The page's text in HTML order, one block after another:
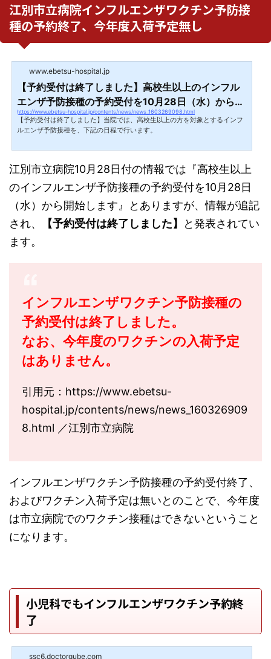
江別市立病院インフルエンザワクチン予防接
種の予約終了、今年度入荷予定無し
www.ebetsu-hospital.jp
【予約受付は終了しました】高校生以上のインフル
エンザ予防接種の予約受付を10月28日（水）から開
始します。 | 江別市立病院からのお知らせ / 江別市立
病院 - 市民の健康の増進と福祉の向上のため、地域
https://www.ebetsu-hospital.jp/contents/news/news_1603269098.html
【予約受付は終了しました】当院では、高校生以上の方を対象とするインフ
ルエンザ予防接種を、下記の日程で行います。
江別市立病院10月28日付の情報では『高校生以上
のインフルエンザ予防接種の予約受付を10月28日
（水）から開始します』とありますが、情報が追記
され、
【予約受付は終了しました】
と発表されてい
ます。
インフルエンザワクチン予防接種の
予約受付は終了しました。
なお、今年度のワクチンの入荷予定
はありません。
引用元：https://www.ebetsu-
hospital.jp/contents/news/news_160326909
8.html ／江別市立病院
インフルエンザワクチン予防接種の予約受付終了、
およびワクチン入荷予定は無いとのことで、今年度
は市立病院でのワクチン接種はできないということ
になります。
小児科でもインフルエンザワクチン予約終
了
ssc6.doctorqube.com